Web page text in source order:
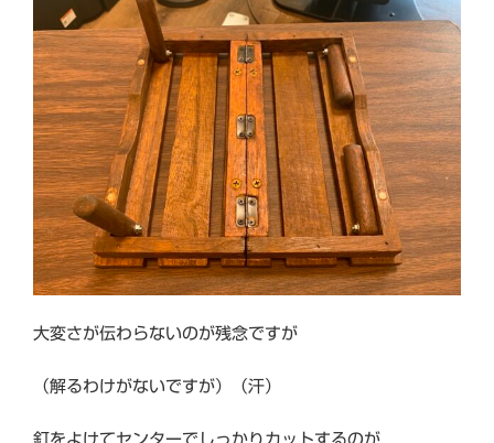
大変さが伝わらないのが残念ですが
（解るわけがないですが）（汗）
釘をよけてセンターでしっかりカットするのが